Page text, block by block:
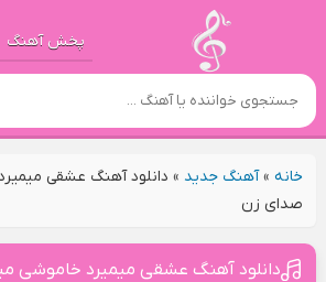
پخش آهنگ
خانه»آهنگ جدید » دانلود آهنگ عشقی
صدای زن
دانلود آهنگ عشقی میمیرد خاموشی